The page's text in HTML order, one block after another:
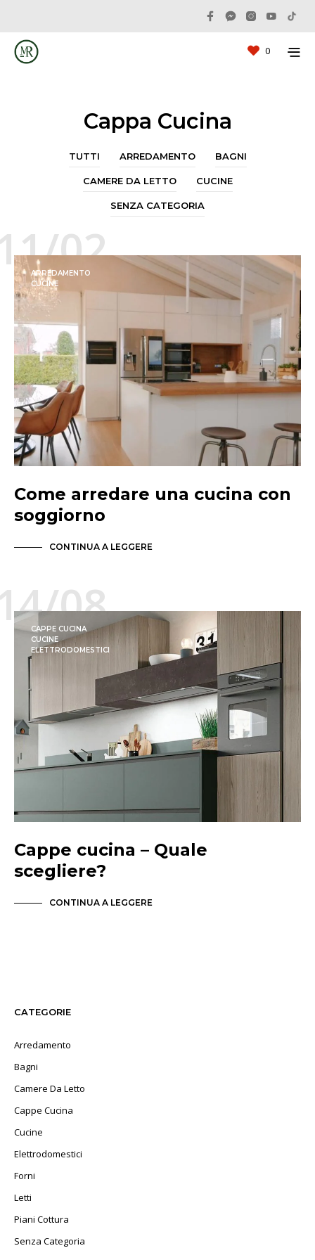
0
Cappa Cucina
TUTTI ARREDAMENTO BAGNI
CAMERE DA LETTO CUCINE
SENZA CATEGORIA
02
ARREDAMENTO
CUCINE
Come arredare una cucina con
soggiorno
CONTINUA A LEGGERE
08
CAPPE CUCINA
CUCINE
ELETTRODOMESTICI
Cappe cucina – Quale
scegliere?
CONTINUA A LEGGERE
CATEGORIE
Arredamento
Bagni
Camere Da Letto
Cappe Cucina
Cucine
Elettrodomestici
Forni
Letti
Piani Cottura
Senza Categoria